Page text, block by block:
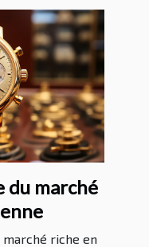
du marché
riche en